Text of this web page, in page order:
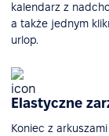
kalendarz z
a także jednym
urlop.
Elastyczne
Koniec z